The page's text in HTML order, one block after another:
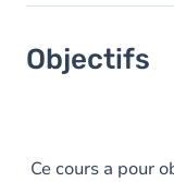
Contenu
Objectifs
Ce cours a pour